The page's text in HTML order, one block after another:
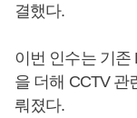
결했다.
이번 인수는 기존
을 더해 CCTV 관
뤄졌다.